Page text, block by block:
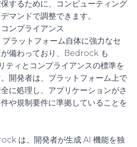
するために、コンピューティング
マンドで調整できます。
ンプライアンス
ラットフォーム自体に強力なセ
が備わっており、Bedrock も
ティとコンプライアンスの標準を
開発者は、プラットフォーム上で
に処理し、アプリケーションがさ
や規制要件に準拠していることを
は、開発者が生成 AI 機能を独